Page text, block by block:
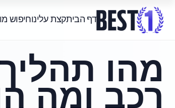
דף הביתקצת עלינוחיפוש
מהו
רכב ומה